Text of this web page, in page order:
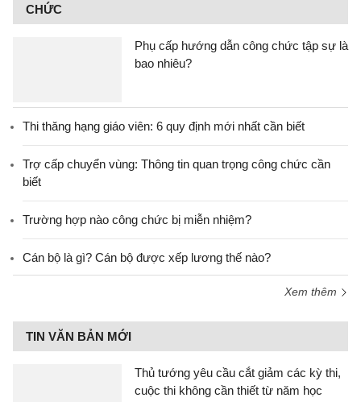
CHỨC
Phụ cấp hướng dẫn công chức tập sự là
bao nhiêu?
Thi thăng hạng giáo viên: 6 quy định mới nhất cần biết
Trợ cấp chuyển vùng: Thông tin quan trọng công chức cần
biết
Trường hợp nào công chức bị miễn nhiệm?
Cán bộ là gì? Cán bộ được xếp lương thế nào?
Xem thêm
TIN VĂN BẢN MỚI
Thủ tướng yêu cầu cắt giảm các kỳ thi,
cuộc thi không cần thiết từ năm học